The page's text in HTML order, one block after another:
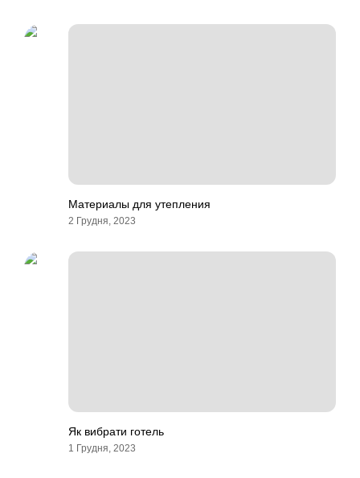
Материалы для утепления
2 Грудня, 2023
Як вибрати готель
1 Грудня, 2023